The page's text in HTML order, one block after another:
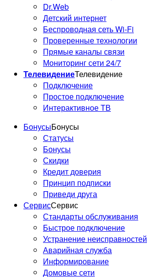
Dr.Web
Детский интернет
Беспроводная сеть Wi-Fi
Проверенные технологии
Прямые каналы связи
Мониторинг сети 24/7
ТелевидениеТелевидение
Подключение
Простое подключение
Интерактивное ТВ
БонусыБонусы
Статусы
Бонусы
Скидки
Кредит доверия
Принцип подписки
Приведи друга
СервисСервис
Стандарты обслуживания
Быстрое подключение
Устранение неисправностей
Аварийная служба
Информирование
Домовые сети